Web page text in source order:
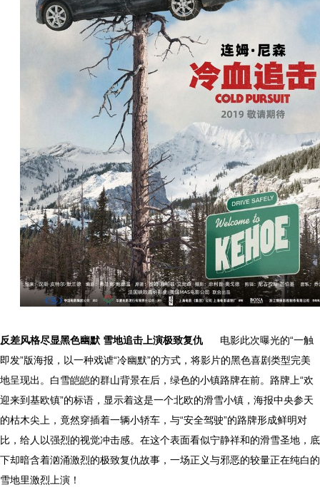
反差风格尽显黑色幽默 雪地追击上演极致复仇 电影此次曝光的“一触
即发”版海报，以一种戏谑“冷幽默”的方式，将影片的黑色喜剧类型完美
地呈现出。白雪皑皑的群山背景在后，绿色的小镇路牌在前。路牌上“欢
迎来到基欧镇”的标语，显示着这是一个北欧的滑雪小镇，海报中央参天
的枯木尖上，竟然穿插着一辆小轿车，与“安全驾驶”的路牌形成鲜明对
比，给人以强烈的视觉冲击感。在这个表面看似宁静祥和的滑雪圣地，底
下却暗含着汹涌激烈的极致复仇故事，一场正义与邪恶的较量正在纯白的
雪地里激烈上演！